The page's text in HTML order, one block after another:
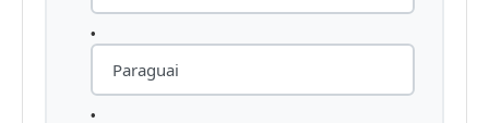
Paraguai